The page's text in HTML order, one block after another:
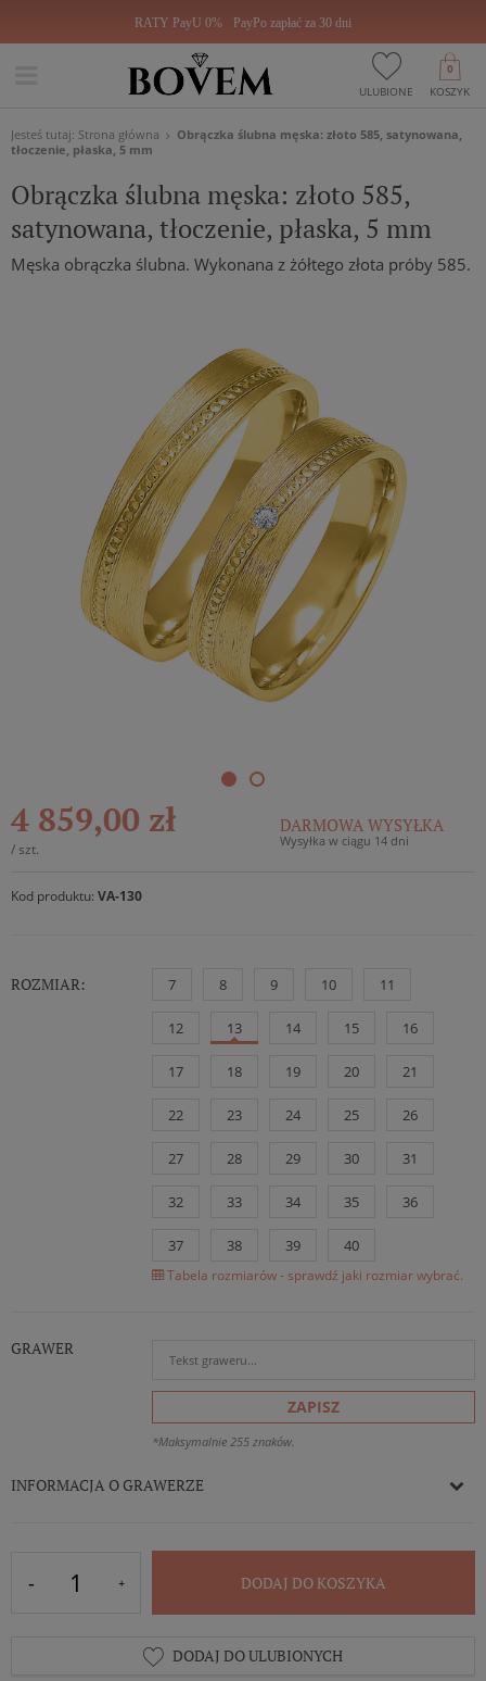
RATY PayU 0% PayPo zapłać za 30 dni
ULUBIONE KOSZYK
0
Jesteś tutaj: Strona główna
Obrączka ślubna męska: złoto 585, satynowana,
tłoczenie, płaska, 5 mm
Obrączka ślubna męska: złoto 585,
satynowana, tłoczenie, płaska, 5 mm
Męska obrączka ślubna. Wykonana z żółtego złota próby 585.
4 859,00 zł
/ szt.
DARMOWA WYSYŁKA
Wysyłka w ciągu 14 dni
Kod produktu: VA-130
ROZMIAR: 7 8 9 10 11
12 13 14 15 16
17 18 19 20 21
22 23 24 25 26
27 28 29 30 31
32 33 34 35 36
37 38 39 40
Tabela rozmiarów - sprawdź jaki rozmiar wybrać.
GRAWER
ZAPISZ
*Maksymalnie 255 znaków.
INFORMACJA O GRAWERZE
DODAJ DO KOSZYKA
DODAJ DO ULUBIONYCH